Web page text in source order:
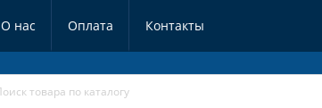
О нас Оплата Контакты